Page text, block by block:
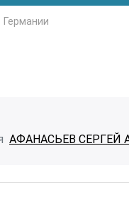
АФАНАСЬЕВ СЕРГЕЙ